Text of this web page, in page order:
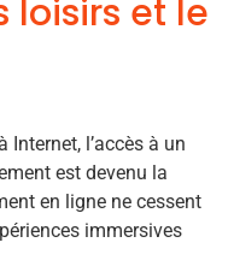
loisirs et le
Internet, l’accès à un
est devenu la
en ligne ne cessent
immersives